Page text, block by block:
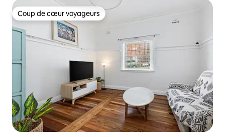
Coup de cœur voyageurs
Coup de cœur voyageurs